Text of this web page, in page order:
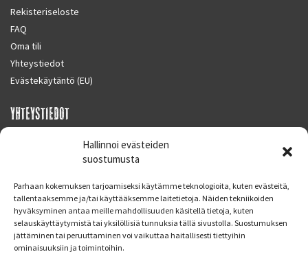
Hallinnoi evästeiden
suostumusta
Parhaan kokemuksen tarjoamiseksi käytämme teknologioita, kuten evästeitä,
tallentaaksemme ja/tai käyttääksemme laitetietoja. Näiden tekniikoiden
hyväksyminen antaa meille mahdollisuuden käsitellä tietoja, kuten
selauskäyttäytymistä tai yksilöllisiä tunnuksia tällä sivustolla. Suostumuksen
jättäminen tai peruuttaminen voi vaikuttaa haitallisesti tiettyihin
ominaisuuksiin ja toimintoihin.
Rekisteriseloste
FAQ
Oma tili
Yhteystiedot
Evästekäytäntö (EU)
YHTEYSTIEDOT
SUPERMOTO CENTER
Finland
Puh. 09 221 7088
info at supermotocenter.fi